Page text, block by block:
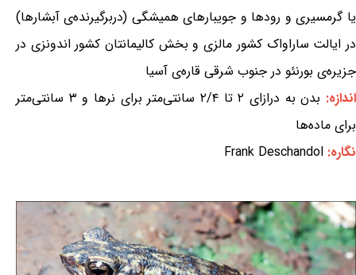
یا گرمسیری و رودها و جویبارهای همیشگی (دربرگیرنده‌ی آبشارها)
در ایالت ساراواک کشور مالزی و بخش کالیمانتان کشور اندونزی در
جزیره‌ی بورنئو در جنوب شرقی قاره‌ی آسیا
اندازه:
بدن به درازای ۲ تا ۲/۴ سانتی‌متر برای نرها و ۳ سانتی‌متر
برای ماده‌ها
نگاره: Frank Deschandol